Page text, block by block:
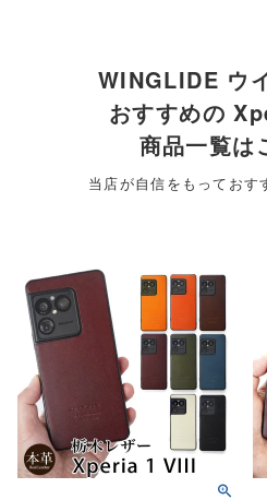
WINGLIDE ウ
おすすめの
商品一覧は
当店が自信をもってお